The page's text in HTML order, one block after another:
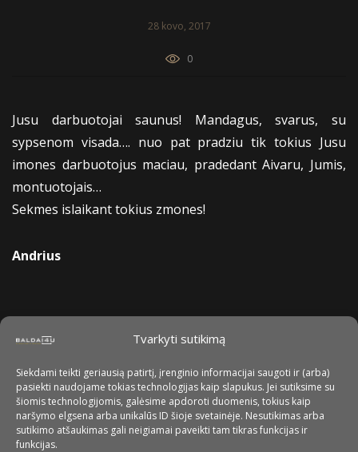
Tvarkyti sutikimą
Siekdami teikti geriausią patirtį, įrenginio informacijai saugoti ir (arba)
pasiekti naudojame tokias technologijas kaip slapukus. Jei sutiksime su
šiomis technologijomis, galėsime apdoroti duomenis, tokius kaip
naršymo elgsena arba unikalūs ID šioje svetainėje. Nesutikimas arba
sutikimo atšaukimas gali neigiamai paveikti tam tikras funkcijas ir
funkcijas.
28 kovo, 2017
0
Jusu darbuotojai saunus! Mandagus, svarus, su
sypsenom visada…. nuo pat pradziu tik tokius Jusu
imones darbuotojus maciau, pradedant Aivaru, Jumis,
montuotojais…
Sekmes islaikant tokius zmones!
Andrius